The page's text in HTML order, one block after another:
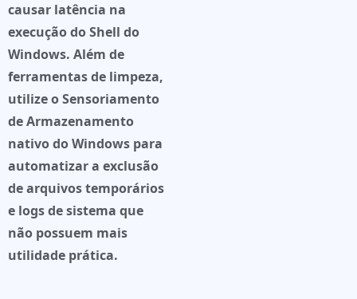
causar latência na
execução do Shell do
Windows. Além de
ferramentas de limpeza,
utilize oSensoriamento
de Armazenamento
nativo do Windows para
automatizar a exclusão
de arquivos temporários
e logs de sistema que
não possuem mais
utilidade prática.